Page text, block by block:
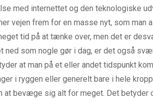
med internettet og den teknologiske
vejen frem for en masse nyt, som man
tid på at tænke over, men det er
ned som nogle gør i dag, er det også
at man på et eller andet tidspunkt
i ryggen eller generelt bare i hele
at bevæge sig alt for meget. Det betyder